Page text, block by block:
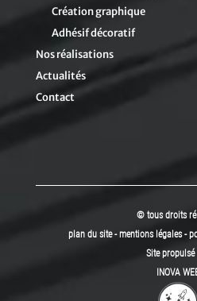
Création graphique
Adhésif décoratif
Nos réalisations
Actualités
Contact
© tous droits
plan du site-mentions légales -
Site
INOVA